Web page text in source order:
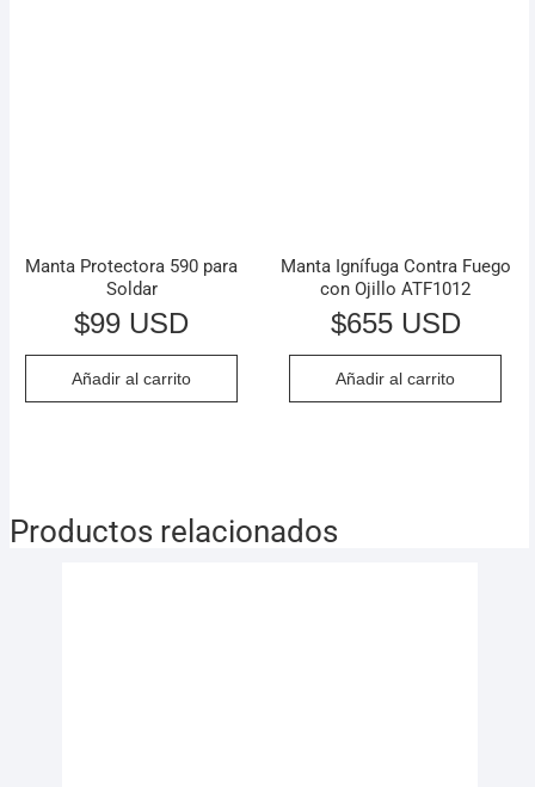
Manta Protectora 590 para
Soldar
$99 USD
Añadir al carrito
Manta Ignífuga Contra Fuego
con Ojillo ATF1012
$655 USD
Añadir al carrito
Productos relacionados